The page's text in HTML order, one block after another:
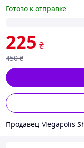
Готово к отправке
225 ₴
450 ₴
Продавец Megapolis